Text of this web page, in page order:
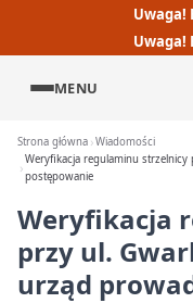
Uwaga!
Uwaga!
MENU
Strona główna Wiadomości
Weryfikacja regulaminu
postępowanie
Weryfikacja
przy ul.
urząd